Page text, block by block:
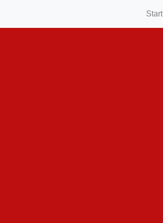
Start